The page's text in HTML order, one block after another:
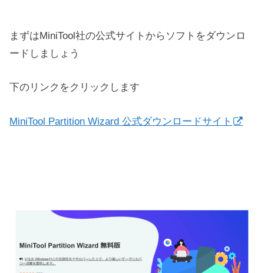
まずはMiniTool社の公式サイトからソフトをダウンロ
ードしましょう
下のリンクをクリックします
MiniTool Partition Wizard 公式ダウンロードサイト